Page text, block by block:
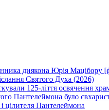
диякона Юрія Мацібору
Святого Духа (2026)
125-ліття освячення
Пантелеймона було
цілителя Пантелеймона